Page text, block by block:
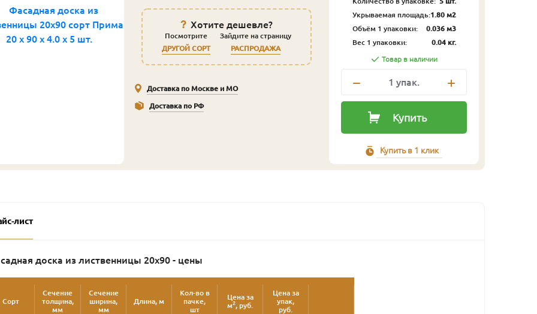
Хотите дешевле?
Посмотрите
ДРУГОЙ СОРТ
Зайдите на страницу
РАСПРОДАЖА
Доставка по Москве и МО
Доставка по РФ
Укрываемая площадь:1.80 м2
Объём 1 упаковки:
0.036 м3
Вес 1 упаковки:
0.04 кг.
Товар в наличии
1 упак.
Купить
Купить в 1 клик
лист
доска из лиственницы 20х90 - цены
Сорт
Сечение
толщина,
мм
Сечение
ширина,
мм
Длина, м
Кол-во в
пачке,
шт
Цена за
м2, руб.
Цена за
упак,
руб.